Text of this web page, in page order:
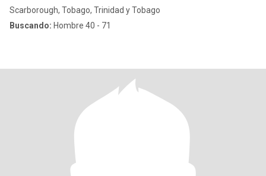
Scarborough, Tobago, Trinidad y Tobago
Buscando: Hombre 40 - 71